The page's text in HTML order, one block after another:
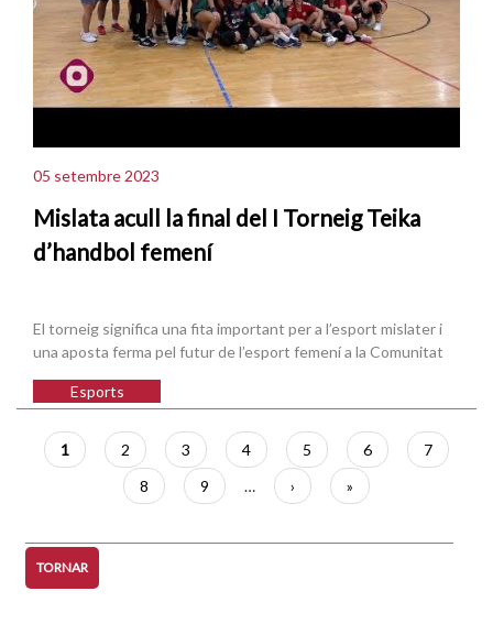
05 setembre 2023
Mislata acull la final del I Torneig Teika
d’handbol femení
El torneig significa una fita important per a l’esport mislater i
una aposta ferma pel futur de l’esport femení a la Comunitat
Esports
Paginació
Pàgina
actual
1 Pàgina
2 Pàgina
3 Pàgina
4 Pàgina
5 Pàgina
6 Pàgina
7
Pàgina
8 Pàgina
9 …
Pàgina
següent
›
Última
pàgina
»
TORNAR